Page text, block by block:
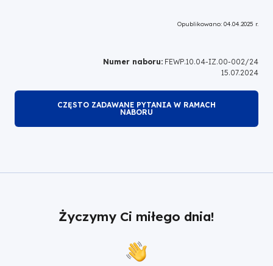
Opublikowano: 04.04.2025 r.
Numer naboru: FEWP.10.04-IZ.00-002/24
15.07.2024
CZĘSTO ZADAWANE PYTANIA W RAMACH
NABORU
Życzymy Ci miłego dnia!